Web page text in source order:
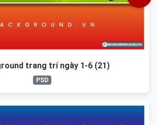
trang trí ngày 1-6 (21)
PSD